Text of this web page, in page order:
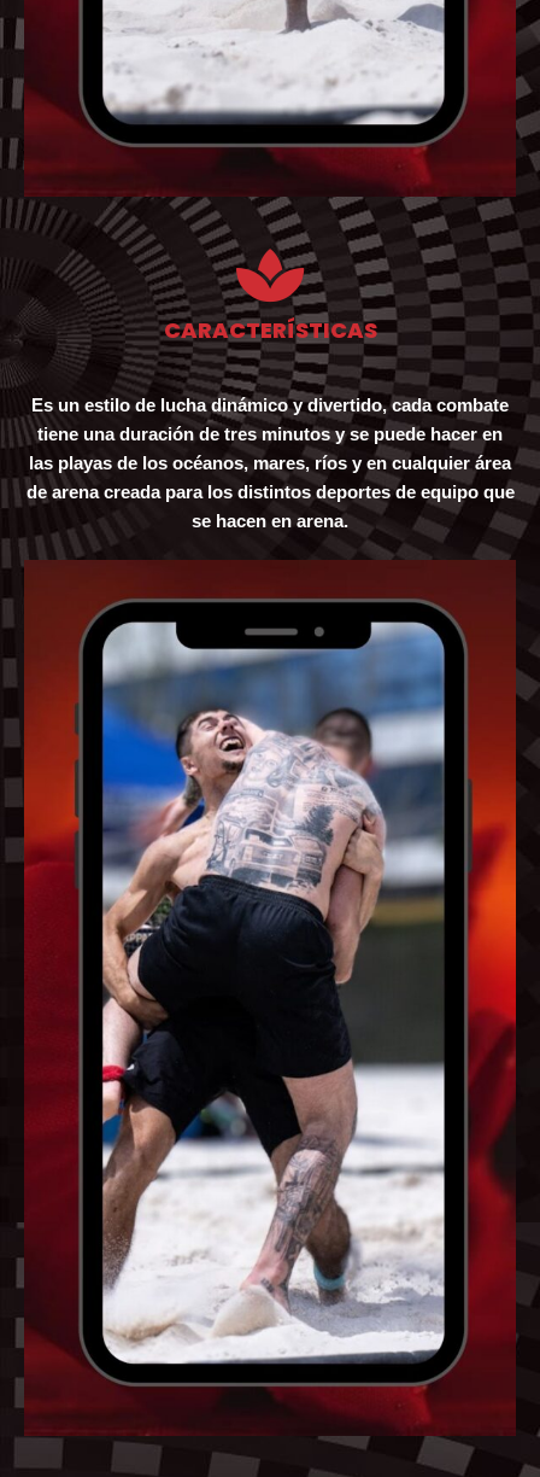
CARACTERÍSTICAS
Es un estilo de lucha dinámico y divertido, cada combate
tiene una duración de tres minutos y se puede hacer en
las playas de los océanos, mares, ríos y en cualquier área
de arena creada para los distintos deportes de equipo que
se hacen en arena.